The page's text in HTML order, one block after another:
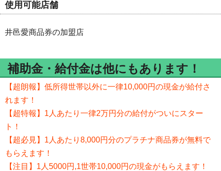
使用可能店舗
井邑愛商品券の加盟店
補助金・給付金は他にもあります！
【超朗報】低所得世帯以外に一律10,000円の現金が給付さ
れます！
【超特報】1人あたり一律2万円分の給付がついにスター
ト！
【超必見】1人あたり8,000円分のプラチナ商品券が無料で
もらえます！
【注目】1人5000円,1世帯10,000円の現金がもらえます！